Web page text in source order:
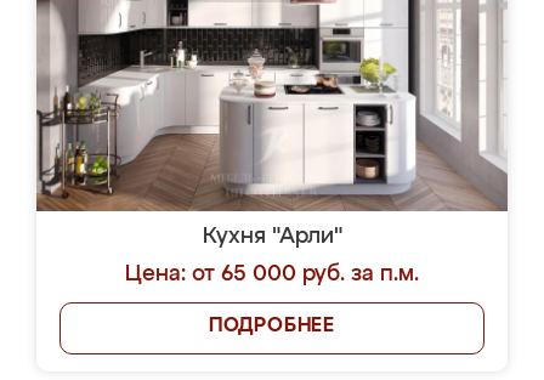
Кухня "Арли"
Цена: от 65 000 руб. за п.м.
ПОДРОБНЕЕ